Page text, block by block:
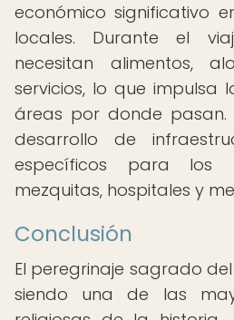
económico significativo
locales. Durante el
necesitan alimentos,
servicios, lo que impulsa
áreas por donde
desarrollo de
específicos para los
mezquitas, hospitales y
Conclusión
El peregrinaje sagrado
siendo una de las